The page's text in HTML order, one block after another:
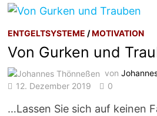
ENTGELTSYSTEME /MOTIVATION
Von Gurken und
von
12. Dezember 2019
0
…Lassen Sie sich auf keinen